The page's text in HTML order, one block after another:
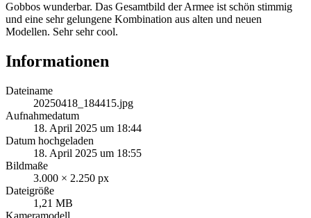
Gobbos wunderbar. Das Gesamtbild der Armee ist schön stimmig
und eine sehr gelungene Kombination aus alten und neuen
Modellen. Sehr sehr cool.
Informationen
Dateiname
20250418_184415.jpg
Aufnahmedatum
18. April 2025 um 18:44
Datum hochgeladen
18. April 2025 um 18:55
Bildmaße
3.000 × 2.250 px
Dateigröße
1,21 MB